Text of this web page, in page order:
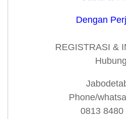
Dengan
REGISTRASI &
Phone/
0813 8480